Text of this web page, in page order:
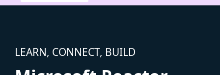
LEARN, CONNECT, BUILD